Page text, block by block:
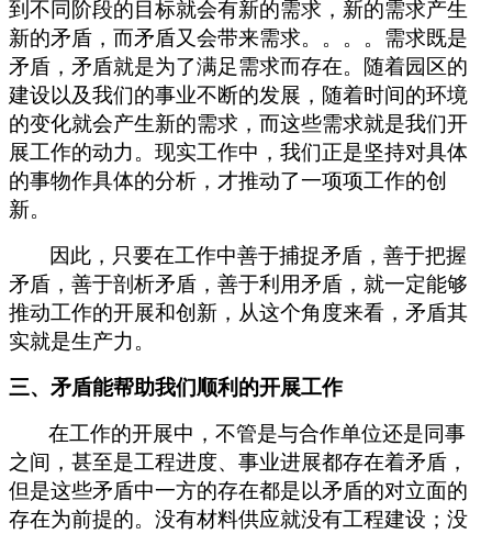
到不同阶段的目标就会有新的需求，新的需求产生
新的矛盾，而矛盾又会带来需求。。。。需求既是
矛盾，矛盾就是为了满足需求而存在。随着园区的
建设以及我们的事业不断的发展，随着时间的环境
的变化就会产生新的需求，而这些需求就是我们开
展工作的动力。现实工作中，我们正是坚持对具体
的事物作具体的分析，才推动了一项项工作的创
新。
因此，只要在工作中善于捕捉矛盾，善于把握
矛盾，善于剖析矛盾，善于利用矛盾，就一定能够
推动工作的开展和创新，从这个角度来看，矛盾其
实就是生产力。
三、矛盾能帮助我们顺利的开展工作
在工作的开展中，不管是与合作单位还是同事
之间，甚至是工程进度、事业进展都存在着矛盾，
但是这些矛盾中一方的存在都是以矛盾的对立面的
存在为前提的。没有材料供应就没有工程建设；没